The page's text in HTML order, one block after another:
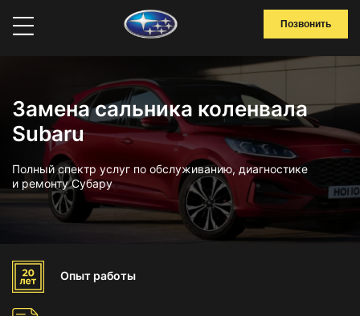
Позвонить
Замена сальника коленвала
Subaru
Полный спектр услуг по обслуживанию, диагностике
и ремонту Субару
Опыт работы